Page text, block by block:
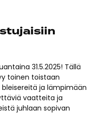
31.5.2025! Tällä
toinen toistaan
ja lämpimään
vaatteita ja
juhlaan sopivan